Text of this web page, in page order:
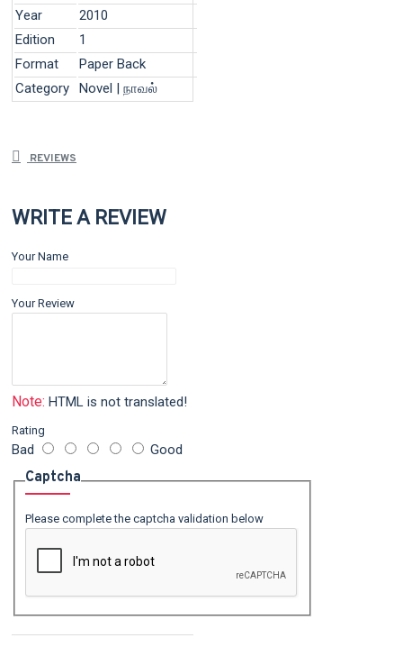
Year
2010
Edition
1
Format
Paper Back
Category
Novel | நாவல்
REVIEWS
WRITE A REVIEW
Your Name
Your Review
Note: HTML is not translated!
Rating
Bad Good
Captcha
Please complete the captcha validation below